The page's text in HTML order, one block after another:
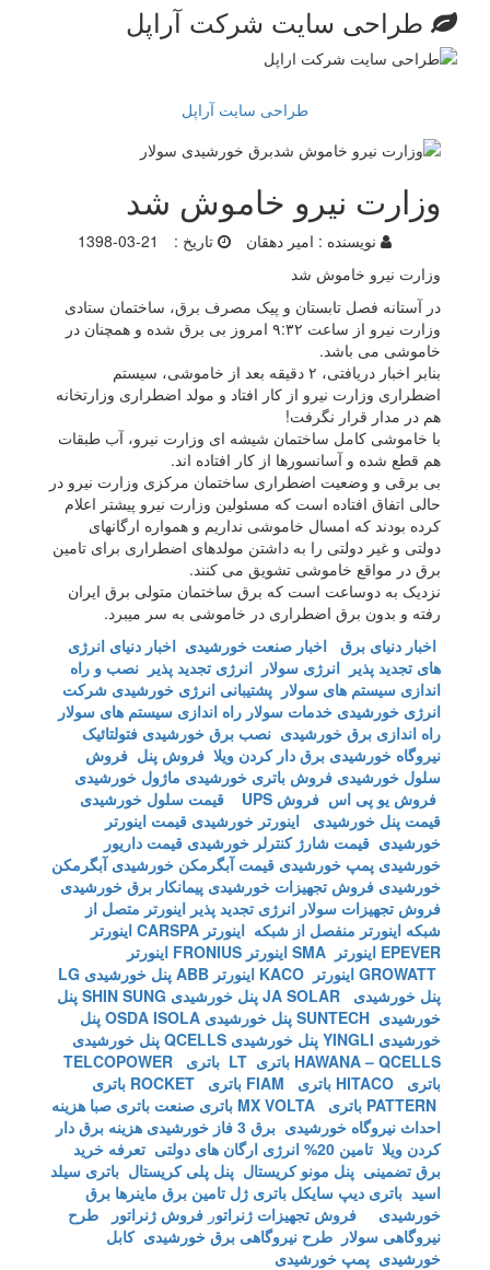
طراحی سایت شرکت آراپل
طراحی سایت آراپل
وزارت نیرو خاموش شد
نویسنده : امیر دهقان تاریخ :
1398-03-21
وزارت نیرو خاموش شد
در آستانه فصل تابستان و پیک مصرف برق، ساختمان ستادی
وزارت نیرو از ساعت ۹:۳۲ امروز بی برق شده و همچنان در
خاموشی می باشد.
بنابر اخبار دریافتی، ۲ دقیقه بعد از خاموشی، سیستم
اضطراری وزارت نیرو از کار افتاد و مولد اضطراری وزارتخانه
هم در مدار قرار نگرفت!
با خاموشی کامل ساختمان شیشه ای وزارت نیرو، آب طبقات
هم قطع شده و آسانسورها از کار افتاده اند.
بی برقی و وضعیت اضطراری ساختمان مرکزی وزارت نیرو در
حالی اتفاق افتاده است که مسئولین وزارت نیرو پیشتر اعلام
کرده بودند که امسال خاموشی نداریم و همواره ارگانهای
دولتی و غیر دولتی را به داشتن مولدهای اضطراری برای تامین
برق در مواقع خاموشی تشویق می کنند.
نزدیک به دوساعت است که برق ساختمان متولی برق ایران
رفته و بدون برق اضطراری در خاموشی به سر میبرد.
اخبار دنیای برق اخبار صنعت خورشیدی اخبار دنیای انرژی
های تجدید پذیر انرژی سولار انرژی تجدید پذیر نصب و راه
اندازی سیستم های سولار پشتیبانی انرژی خورشیدی شرکت
انرژی خورشیدی خدمات سولار راه اندازی سیستم های سولار
راه اندازی برق خورشیدی نصب برق خورشیدی فتولتائیک
نیروگاه خورشیدی برق دار کردن ویلا فروش پنل فروش
سلول خورشیدی فروش باتری خورشیدی ماژول خورشیدی
فروش یو پی اس فروش UPS
قیمت سلول خورشیدی
قیمت پنل خورشیدی
اینورتر خورشیدی قیمت اینورتر
خورشیدی قیمت شارژ کنترلر خورشیدی قیمت داریور
خورشیدی پمپ خورشیدی قیمت آبگرمکن خورشیدی آبگرمکن
خورشیدی فروش تجهیزات خورشیدی پیمانکار برق خورشیدی
فروش تجهیزات سولار انرژی تجدید پذیر اینورتر متصل از
شبکه اینورتر منفصل از شبکه اینورتر CARSPA
اینورتر
EPEVER اینورتر SMA اینورتر FRONIUS
اینورتر
اینورتر KACO اینورتر ABB
پنل خورشیدی LG
پنل خورشیدی JA SOLAR
پنل خورشیدی SHIN SUNG
پنل
خورشیدی SUNTECH
پنل خورشیدی OSDA ISOLA
پنل
خورشیدی YINGLI
پنل خورشیدی QCELLS
پنل خورشیدی
HAWANA – QCELLS باتری LT
باتری TELCOPOWER
باتری HITACO
باتری FIAM باتری ROCKET
باتری
باتری MX VOLTA باتری صنعت باتری صبا هزینه
احداث نیروگاه خورشیدی برق 3 فاز خورشیدی
هزینه برق دار
کردن ویلا تامین 20% انرژی ارگان های دولتی
تعرفه خرید
برق تضمینی پنل مونو کریستال پنل پلی کریستال باتری سیلد
اسید باتری دیپ سایکل باتری ژل تامین برق ماینرها برق
خورشیدی
فروش تجهیزات ژنراتور فروش ژنراتور
طرح
نیروگاهی سولار طرح نیروگاهی برق خورشیدی کابل
خورشیدی پمپ خورشیدی